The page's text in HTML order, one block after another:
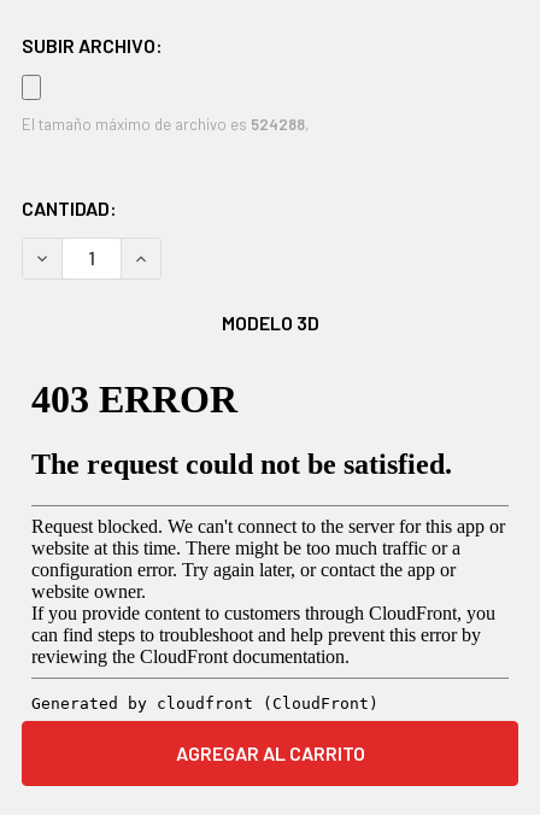
SUBIR ARCHIVO:
El tamaño máximo de archivo es 524288,
EXISTENCIAS
ACTUALES:
CANTIDAD:
DISMINUIR CANTIDAD:AUMENTAR CANTIDAD:
MODELO 3D